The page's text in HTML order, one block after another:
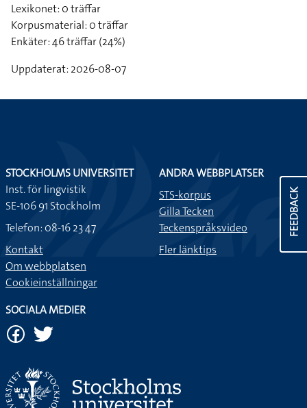
Lexikonet: 0 träffar
Korpusmaterial: 0 träffar
Enkäter: 46 träffar (24%)
Uppdaterat: 2026-08-07
FEEDBACK
STOCKHOLMS UNIVERSITET
Inst. för lingvistik
SE-106 91 Stockholm
Telefon: 08-16 23 47
Kontakt
Om webbplatsen
Cookieinställningar
ANDRA WEBBPLATSER
STS-korpus
Gilla Tecken
Teckenspråksvideo
Fler länktips
SOCIALA MEDIER